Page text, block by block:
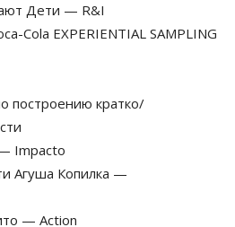
Дети — R&I
Cola EXPERIENTIAL SAMPLING
построению кратко/
Impacto
Агуша Копилка —
— Action